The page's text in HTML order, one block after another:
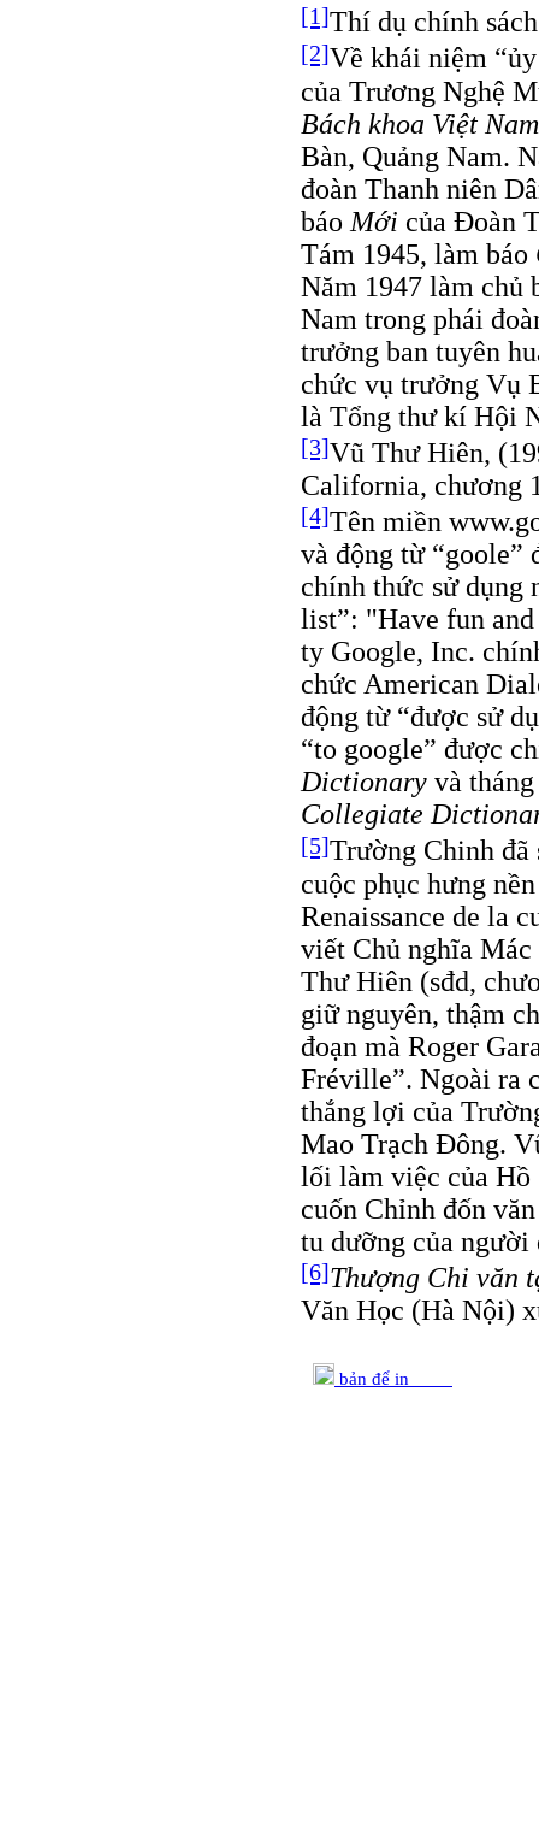
[1]Thí dụ chính
[2]Về khái niệm
của Trương Nghệ
Bách khoa Việt Nam
Bàn, Quảng Nam.
đoàn Thanh niên
báo Mới của Đoàn
Tám 1945, làm báo
Năm 1947 làm chủ
Nam trong phái
trưởng ban tuyên
chức vụ trưởng Vụ
là Tổng thư kí Hội
[3]Vũ Thư Hiên,
California, chương
[4]Tên miền
và động từ “goole”
chính thức sử dụng
list”: "Have fun
ty Google, Inc.
chức American
động từ “được sử
“to google” được
Dictionary và
Collegiate
[5]Trường Chinh đã
cuộc phục hưng
Renaissance de la
viết Chủ nghĩa
Thư Hiên (sđd,
giữ nguyên, thậm
đoạn mà Roger
Fréville”. Ngoài ra
thắng lợi của
Mao Trạch Ðông.
lối làm việc của Hồ
cuốn Chỉnh đốn
tu dưỡng của người
[6]Thượng Chi văn
Văn Học (Hà Nội)
bản để in